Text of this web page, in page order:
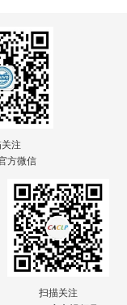
注
方微信
扫描关注